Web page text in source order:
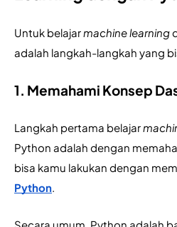
Untuk belajar machine learning
adalah langkah-langkah yang
1. Memahami Konsep
Langkah pertama belajar
Python adalah dengan
bisa kamu lakukan dengan
Python.